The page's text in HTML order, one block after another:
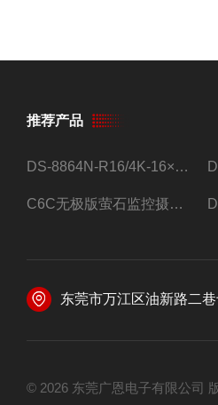
推荐产品
DS-8864N-R16/4K-16×4T/希捷16盘位录像机
C6C无极版萤石监控摄像头
东莞市万江区油新路二
© 2026 东莞广恩电子有限公司